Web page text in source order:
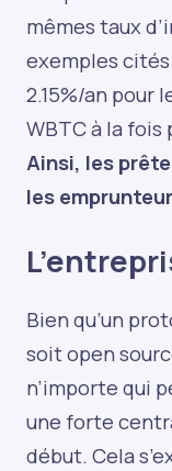
mêmes taux
exemples cités
2.15%/an pour
WBTC à la fois
Ainsi, les
les
Bien qu’un
soit open
n’importe qui
une forte
début. Cela